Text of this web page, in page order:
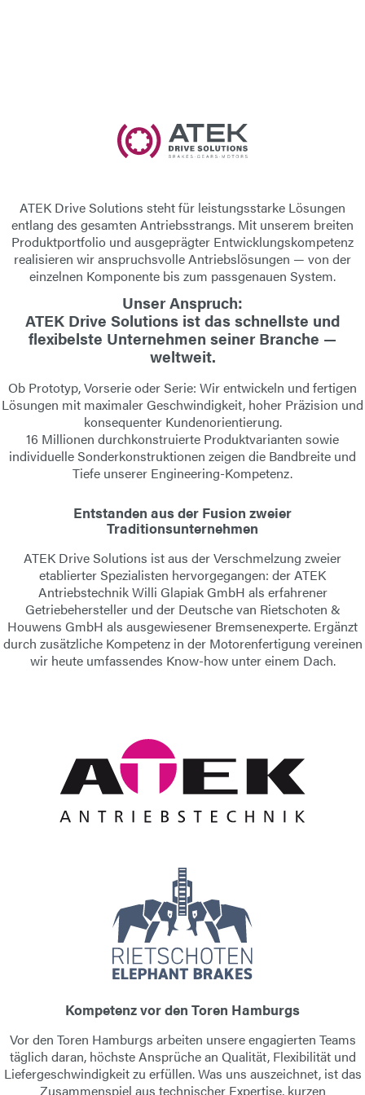
Nachricht senden
ATEK Drive Solutions steht für leistungsstarke Lösungen
entlang des gesamten Antriebsstrangs. Mit unserem breiten
Produktportfolio und ausgeprägter Entwicklungskompetenz
realisieren wir anspruchsvolle Antriebslösungen — von der
einzelnen Komponente bis zum passgenauen System.
Unser Anspruch:
ATEK Drive Solutions ist das schnellste und
flexibelste Unternehmen seiner Branche —
weltweit.
Ob Prototyp, Vorserie oder Serie: Wir entwickeln und fertigen
Lösungen mit maximaler Geschwindigkeit, hoher Präzision und
konsequenter Kundenorientierung.
16 Millionen durchkonstruierte Produktvarianten sowie
individuelle Sonderkonstruktionen zeigen die Bandbreite und
Tiefe unserer Engineering-Kompetenz.
Entstanden aus der Fusion zweier
Traditionsunternehmen
ATEK Drive Solutions ist aus der Verschmelzung zweier
etablierter Spezialisten hervorgegangen: derATEK
Antriebstechnik Willi Glapiak GmbH als erfahrener
Getriebehersteller und der Deutsche van Rietschoten &
Houwens GmbH als ausgewiesener Bremsenexperte. Ergänzt
durch zusätzliche Kompetenz in der Motorenfertigung vereinen
wir heute umfassendes Know-how unter einem Dach.
Kompetenz vor den Toren Hamburgs
Vor den Toren Hamburgs arbeiten unsere engagierten Teams
täglich daran, höchste Ansprüche an Qualität, Flexibilität und
Liefergeschwindigkeitzu erfüllen. Was uns auszeichnet, ist das
Zusammenspiel aus technischer Expertise, kurzen